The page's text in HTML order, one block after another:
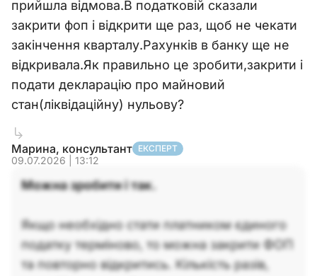
прийшла відмова.В податковій сказали
закрити фоп і відкрити ще раз, щоб не чекати
закінчення кварталу.Рахунків в банку ще не
відкривала.Як правильно це зробити,закрити і
подати декларацію про майновий
стан(ліквідаційну) нульову?
Марина, консультант ЕКСПЕРТ
09.07.2026 | 13:12
Можна зробити і так.
Якщо необхідно стати платником єдиного
податку терміново, то можна закрити ФОП
та повторно відкритись. Кількість разів,